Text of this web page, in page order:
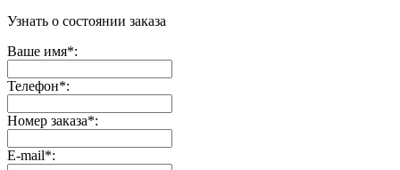
Узнать о состоянии заказа
Ваше имя*:
Телефон*:
Номер заказа*:
E-mail*: